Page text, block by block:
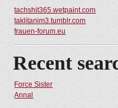
tachshit365.wetpaint.com
taklitanim3.tumblr.com
frauen-forum.eu
Recent
Force Sister
Annal